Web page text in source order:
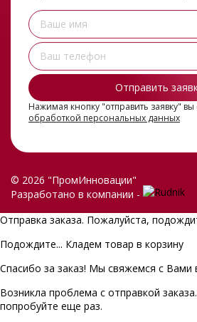
Нажимая кнопку "отправить заявку" вы
обработкой персональных данных
© 2026 "ПромИнновации"
Разработано в компании -
Отправка заказа. Пожалуйста,
Подождите... Кладем товар в корзину
Спасибо за заказ! Мы свяжемся с
Возникла проблема с отправкой
попробуйте еще раз.